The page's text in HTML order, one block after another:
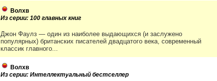
Волхв
Из серии: 100 главных книг
Джон Фаулз — один из наиболее выдающихся (и заслужено
популярных) британских писателей двадцатого века, современный
классик главного...
Волхв
Из серии: Интеллектуальный бестселлер